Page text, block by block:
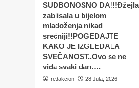
SUDBONOSNO DA!!!Đžejla
zablisala u bijelom
mladoženja nikad
srećniji!!POGEDAJTE
KAKO JE IZGLEDALA
SVEČANOST..Ovo se ne
viđa svaki dan….
redakcion 28 Jula, 2026